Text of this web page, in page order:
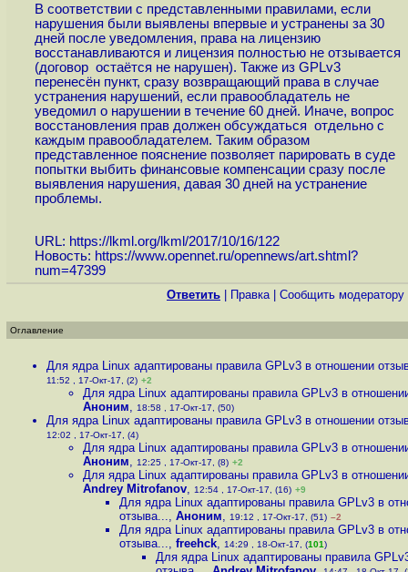
В соответствии с представленными правилами, если
нарушения были выявлены впервые и устранены за 30
дней после уведомления, права на лицензию
восстанавливаются и лицензия полностью не отзывается
(договор остаётся не нарушен). Также из GPLv3
перенесён пункт, сразу возвращающий права в случае
устранения нарушений, если правообладатель не
уведомил о нарушении в течение 60 дней. Иначе, вопрос
восстановления прав должен обсуждаться отдельно с
каждым правообладателем. Таким образом
представленное пояснение позволяет парировать в суде
попытки выбить финансовые компенсации сразу после
выявления нарушения, давая 30 дней на устранение
проблемы.
URL: https://lkml.org/lkml/2017/10/16/122
Новость: https://www.opennet.ru/opennews/art.shtml?
num=47399
Ответить Правка| Cообщить модератору
Оглавление
Для ядра Linux адаптированы правила GPLv3 в отношении
11:52 , 17-Окт-17, (2) +2
Для ядра Linux адаптированы правила GPLv3 в
Аноним, 18:58 , 17-Окт-17, (50)
Для ядра Linux адаптированы правила GPLv3 в отношении
12:02 , 17-Окт-17, (4)
Для ядра Linux адаптированы правила GPLv3 в
Аноним, 12:25 , 17-Окт-17, (8) +2
Для ядра Linux адаптированы правила GPLv3 в
Andrey Mitrofanov, 12:54 , 17-Окт-17, (16) +9
Для ядра Linux адаптированы правила GPLv3 в
отзыва..., Аноним, 19:12 , 17-Окт-17, (51) –2
Для ядра Linux адаптированы правила GPLv3 в
отзыва..., freehck, 14:29 , 18-Окт-17, (101)
Для ядра Linux адаптированы правила